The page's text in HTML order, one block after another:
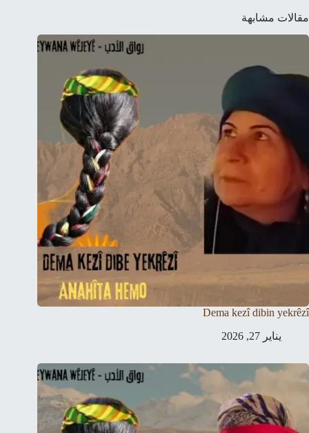
مقالات مشابهة
Dema kezî dibin yekrêzî
يناير 27, 2026